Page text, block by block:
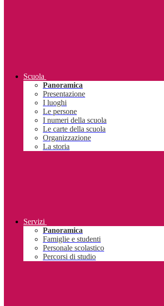
Scuola
Panoramica
Presentazione
I luoghi
Le persone
I numeri della scuola
Le carte della scuola
Organizzazione
La storia
Servizi
Panoramica
Famiglie e studenti
Personale scolastico
Percorsi di studio